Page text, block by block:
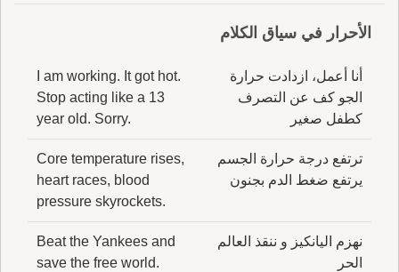
الأحرار في سياق الكلام
أنا أعمل، ازدادت حرارة
الجو كف عن التصرف
كطفل صغير
I am working. It got hot.
Stop acting like a 13
year old. Sorry.
ترتفع درجة حرارة الجسم
يرتفع ضغط الدم بجنون
Core temperature rises,
heart races, blood
pressure skyrockets.
نهزم اليانكيز و ننقذ العالم
الحر
Beat the Yankees and
save the free world.